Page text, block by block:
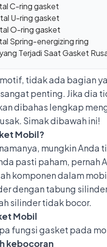
C-ring gasket
U-ring gasket
O-ring gasket
Spring-energizing ring
Terjadi Saat Gasket
, tidak ada bagian
penting. Jika dia
dibahas lengkap
Simak dibawah ini!
Mobil?
mungkin
pasti paham, pernah
komponen dalam
dengan tabung
silinder tidak bocor.
Mobil
fungsi gasket pada
kebocoran